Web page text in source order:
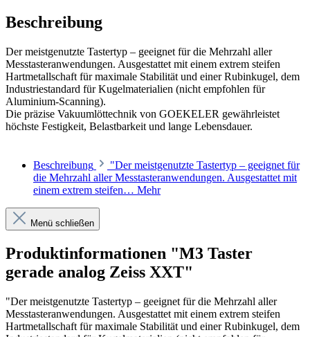
Beschreibung
Der meistgenutzte Tastertyp – geeignet für die Mehrzahl aller
Messtasteranwendungen. Ausgestattet mit einem extrem steifen
Hartmetallschaft für maximale Stabilität und einer Rubinkugel, dem
Industriestandard für Kugelmaterialien (nicht empfohlen für
Aluminium-Scanning).
Die präzise Vakuumlöttechnik von GOEKELER gewährleistet
höchste Festigkeit, Belastbarkeit und lange Lebensdauer.
Beschreibung
"Der meistgenutzte Tastertyp – geeignet für
die Mehrzahl aller Messtasteranwendungen. Ausgestattet mit
einem extrem steifen… Mehr
Menü schließen
Produktinformationen "M3 Taster
gerade analog Zeiss XXT"
"Der meistgenutzte Tastertyp – geeignet für die Mehrzahl aller
Messtasteranwendungen. Ausgestattet mit einem extrem steifen
Hartmetallschaft für maximale Stabilität und einer Rubinkugel, dem